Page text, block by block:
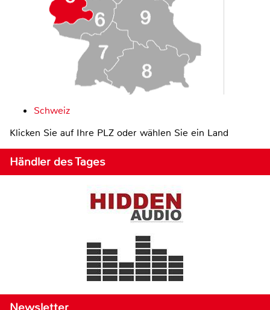
Schweiz
Klicken Sie auf Ihre PLZ oder wählen Sie ein Land
Händler des Tages